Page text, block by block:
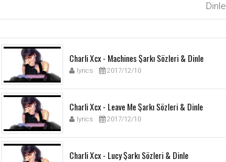
Dinle
Charli Xcx - Machines Şarkı Sözleri & Dinle
lyrics 2017/12/10
Charli Xcx - Leave Me Şarkı Sözleri & Dinle
lyrics 2017/12/10
Charli Xcx - Lucy Şarkı Sözleri & Dinle